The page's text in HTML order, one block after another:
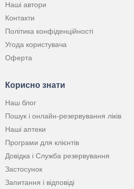
Наші автори
Контакти
Політика конфіденційності
Угода користувача
Оферта
Корисно знати
Наш блог
Пошук і онлайн-резервування ліків
Наші аптеки
Програми для клієнтів
Довідка і Служба резервування
Застосунок
Запитання і відповіді